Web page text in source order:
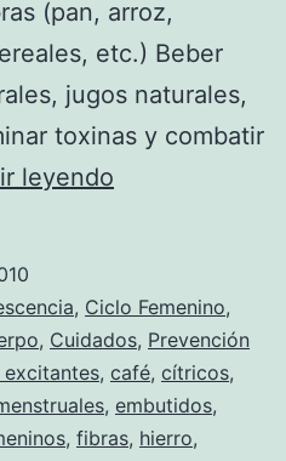
(pan, arroz,
etc.) Beber
jugos naturales,
toxinas y combatir
leyendo
los
dolores
menstruales
, Ciclo Femenino,
, Cuidados, Prevención
excitantes, café, cítricos,
, embutidos,
, fibras, hierro,